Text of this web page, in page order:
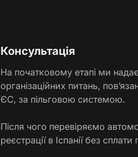
Консультація
На початковому етапі ми
організаційних питань,
ЄС, за пільговою системою.
Після чого перевіряємо
реєстрації в Іспанії без